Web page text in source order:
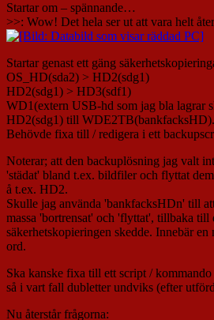
Startar om – spännande…
>>: Wow! Det hela ser ut att vara helt
Startar genast ett gäng
OS_HD(sda2) > HD2(sdg1)
HD2(sdg1) > HD3(sdf1)
WD1(extern USB-hd som jag bla lagrar
HD2(sdg1) till WDE2TB(bankfacksHD).
Behövde fixa till / redigera i ett
Noterar; att den backuplösning jag valt
'städat' bland t.ex. bildfiler och flyttat
å t.ex. HD2.
Skulle jag använda 'bankfacksHDn' till
massa 'bortrensat' och 'flyttat', tillbaka till
säkerhetskopieringen skedde. Innebär en
ord.
Ska kanske fixa till ett script /
så i vart fall dubletter undviks (efter
Nu återstår frågorna: